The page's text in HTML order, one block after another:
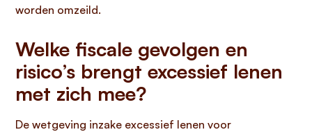
worden omzeild.
Welke fiscale gevolgen en
risico’s brengt excessief lenen
met zich mee?
De wetgeving inzake excessief lenen voor